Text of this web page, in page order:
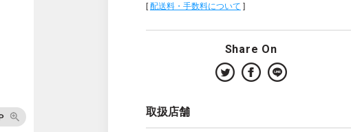
[配送料・手数料について ]
Share On
取扱店舗